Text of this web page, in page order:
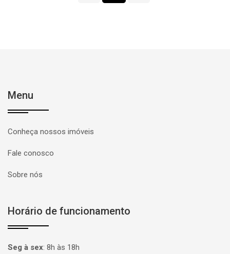
Menu
Conheça nossos imóveis
Fale conosco
Sobre nós
Horário de funcionamento
Seg à sex: 8h às 18h